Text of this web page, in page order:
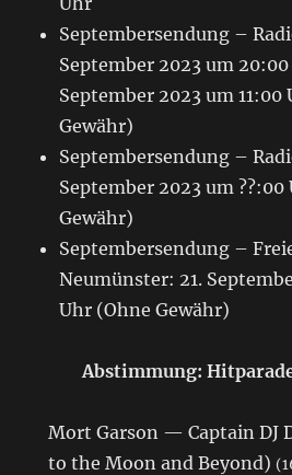
Septembersendung –
September 2023 um
September 2023 um 11:00
Gewähr)
Septembersendung –
September 2023 um ??:00
Gewähr)
Septembersendung –
Neumünster: 21.
Uhr (Ohne Gewähr)
Abstimmung:
Mort Garson — Captain DJ
to the Moon and Beyond)